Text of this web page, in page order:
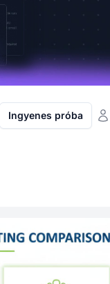
Ingyenes próba